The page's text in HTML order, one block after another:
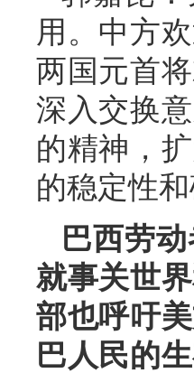
用。中方
两国元首
深入交换
的精神，
的稳定性和
巴西劳
就事关世
部也呼吁
巴人民的